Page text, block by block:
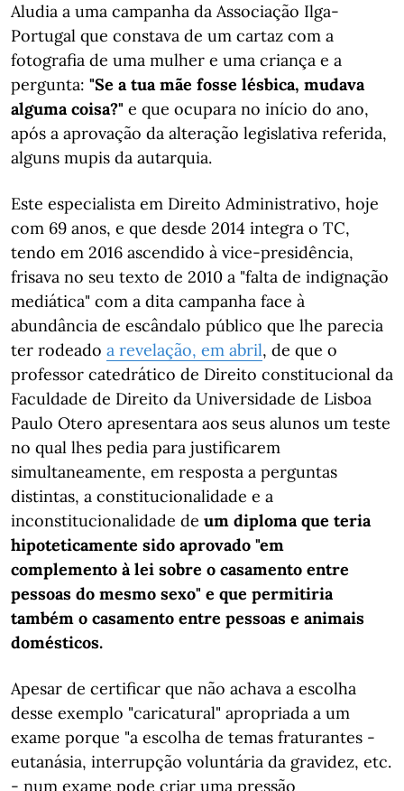
Aludia a uma campanha da Associação Ilga-
Portugal que constava de um cartaz com a
fotografia de uma mulher e uma criança e a
pergunta: "Se a tua mãe fosse lésbica, mudava
alguma coisa?" e que ocupara no início do ano,
após a aprovação da alteração legislativa referida,
alguns mupis da autarquia.
Este especialista em Direito Administrativo, hoje
com 69 anos, e que desde 2014 integra o TC,
tendo em 2016 ascendido à vice-presidência,
frisava no seu texto de 2010 a "falta de indignação
mediática" com a dita campanha face à
abundância de escândalo público que lhe parecia
ter rodeado a revelação, em abril, de que o
professor catedrático de Direito constitucional da
Faculdade de Direito da Universidade de Lisboa
Paulo Otero apresentara aos seus alunos um teste
no qual lhes pedia para justificarem
simultaneamente, em resposta a perguntas
distintas, a constitucionalidade e a
inconstitucionalidade de um diploma que teria
hipoteticamente sido aprovado "em
complemento à lei sobre o casamento entre
pessoas do mesmo sexo" e que permitiria
também o casamento entre pessoas e animais
domésticos.
Apesar de certificar que não achava a escolha
desse exemplo "caricatural" apropriada a um
exame porque "a escolha de temas fraturantes -
eutanásia, interrupção voluntária da gravidez, etc.
- num exame pode criar uma pressão